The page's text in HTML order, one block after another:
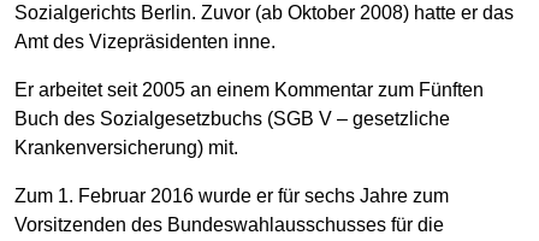
Sozialgerichts Berlin. Zuvor (ab Oktober 2008) hatte er das
Amt des Vizepräsidenten inne.
Er arbeitet seit 2005 an einem Kommentar zum Fünften
Buch des Sozialgesetzbuchs (SGB V – gesetzliche
Krankenversicherung) mit.
Zum 1. Februar 2016 wurde er für sechs Jahre zum
Vorsitzenden des Bundeswahlausschusses für die